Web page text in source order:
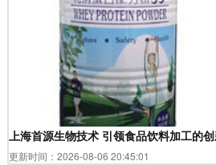
术模式
上海首源生物技术 引领食品饮料加工的
更新时间：2026-08-06 20:45:01